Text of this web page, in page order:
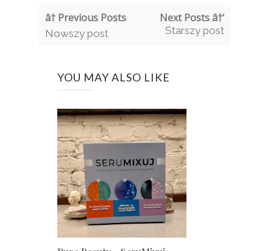
â† Previous Posts
Nowszy post
Next Posts â†’
Starszy post
YOU MAY ALSO LIKE